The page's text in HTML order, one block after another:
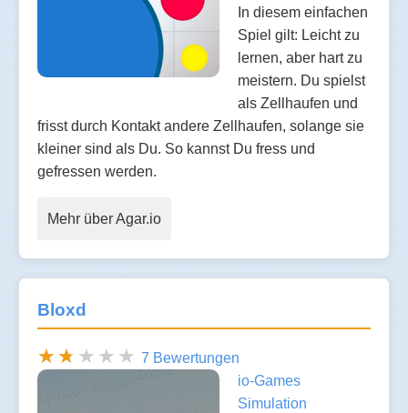
In diesem einfachen
Spiel gilt: Leicht zu
lernen, aber hart zu
meistern. Du spielst
als Zellhaufen und
frisst durch Kontakt andere Zellhaufen, solange sie
kleiner sind als Du. So kannst Du fress und
gefressen werden.
Mehr über Agar.io
Bloxd
7 Bewertungen
io-Games
Simulation